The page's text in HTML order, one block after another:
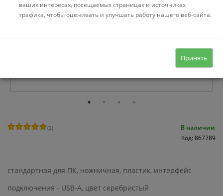
(2)
В наличии
Код: 867789
стандартная для ПК, ножничная, пластик, интерфейс
подключения - USB-A, цвет серебристый
ваших интересах, посещаемых страницах и источниках
трафика, чтобы оценивать и улучшать работу нашего веб-сайта.
Принять